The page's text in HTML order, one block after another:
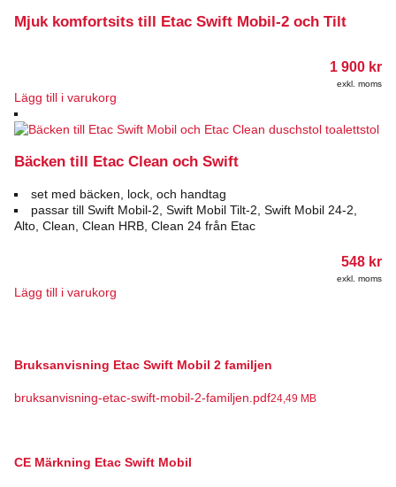
Mjuk komfortsits till Etac Swift Mobil-2 och Tilt
1 900 kr
exkl. moms
Lägg till i varukorg
Bäcken till Etac Clean och Swift
set med bäcken, lock, och handtag
passar till Swift Mobil-2, Swift Mobil Tilt-2, Swift Mobil 24-2,
Alto, Clean, Clean HRB, Clean 24 från Etac
548 kr
exkl. moms
Lägg till i varukorg
Bruksanvisning Etac Swift Mobil 2 familjen
bruksanvisning-etac-swift-mobil-2-familjen.pdf24,49 MB
CE Märkning Etac Swift Mobil